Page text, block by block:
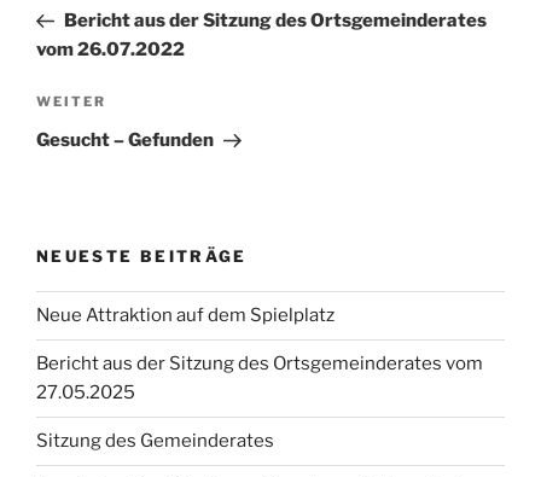
Beitrag
Bericht aus der Sitzung des Ortsgemeinderates
vom 26.07.2022
Nächster
Beitrag
WEITER
Gesucht – Gefunden
NEUESTE BEITRÄGE
Neue Attraktion auf dem Spielplatz
Bericht aus der Sitzung des Ortsgemeinderates vom
27.05.2025
Sitzung des Gemeinderates